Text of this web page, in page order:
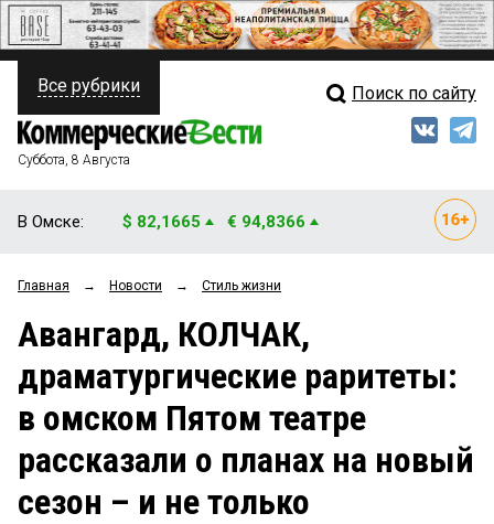
ПОЛИТИКА
ФИНАНСЫ
ОБЩЕСТВО
ЗАКОН
НОВОСТИ КОМПАНИЙ
СТИЛЬ ЖИЗНИ
Свежий выпуск
Рейтинги
Блоги
Архив
Все рубрики Поиск по сайту
Суббота, 8 Августа
В Омске: $ 82,1665 € 94,8366
Главная → Новости → Стиль жизни
Авангард, КОЛЧАК,
драматургические раритеты:
в омском Пятом театре
рассказали о планах на новый
сезон – и не только